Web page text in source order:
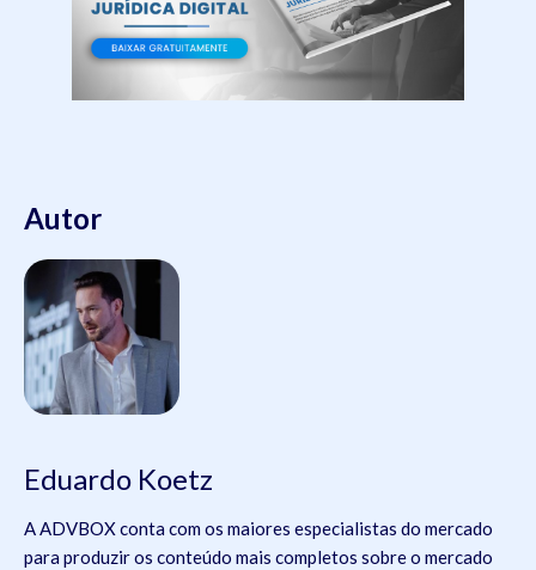
Autor
Eduardo Koetz
A ADVBOX conta com os maiores especialistas do mercado
para produzir os conteúdo mais completos sobre o mercado